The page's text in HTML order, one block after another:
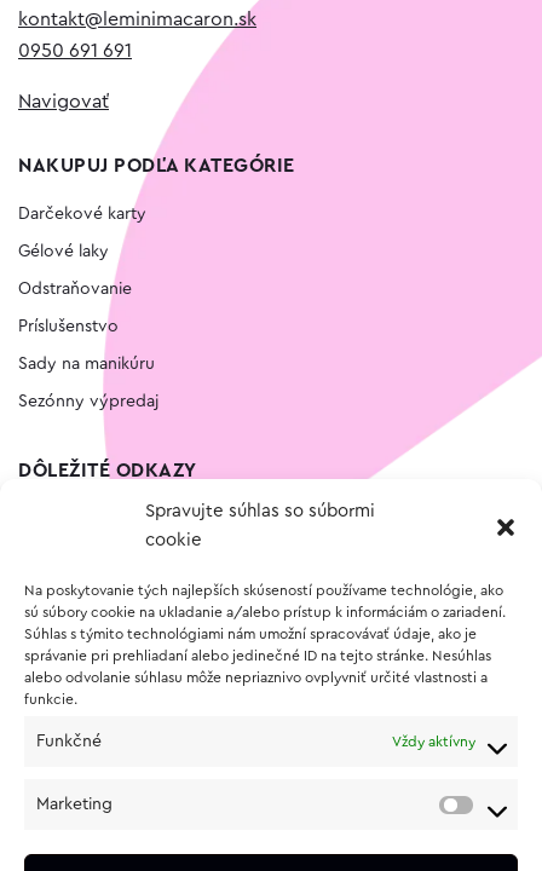
Spravujte súhlas so súbormi
cookie
Na poskytovanie tých najlepších skúseností používame technológie, ako
sú súbory cookie na ukladanie a/alebo prístup k informáciám o zariadení.
Súhlas s týmito technológiami nám umožní spracovávať údaje, ako je
správanie pri prehliadaní alebo jedinečné ID na tejto stránke. Nesúhlas
alebo odvolanie súhlasu môže nepriaznivo ovplyvniť určité vlastnosti a
funkcie.
Funkčné Vždy aktívny
Marketing
kontakt@leminimacaron.sk
0950 691 691
Navigovať
NAKUPUJ PODĽA KATEGÓRIE
Darčekové karty
Gélové laky
Odstraňovanie
Príslušenstvo
Sady na manikúru
Sezónny výpredaj
DÔLEŽITÉ ODKAZY
Vernostný program
O NÁKUPE
Vrátenie a reklamácia tovaru